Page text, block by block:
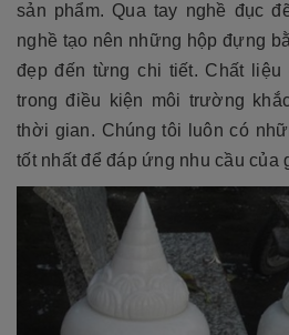
sản phẩm. Qua tay nghề đục
nghề tạo nên những hộp đựng
đẹp đến từng chi tiết. Chất liệu
trong điều kiện môi trường
thời gian. Chúng tôi luôn có
tốt nhất để đáp ứng nhu cầu của